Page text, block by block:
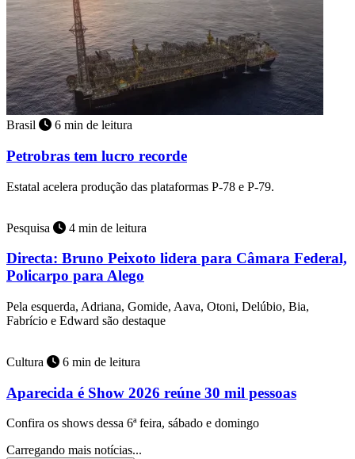
Brasil 6 min de leitura
Petrobras tem lucro recorde
Estatal acelera produção das plataformas P-78 e P-79.
Pesquisa 4 min de leitura
Directa: Bruno Peixoto lidera para Câmara Federal,
Policarpo para Alego
Pela esquerda, Adriana, Gomide, Aava, Otoni, Delúbio, Bia,
Fabrício e Edward são destaque
Cultura 6 min de leitura
Aparecida é Show 2026 reúne 30 mil pessoas
Confira os shows dessa 6ª feira, sábado e domingo
Carregando mais notícias...